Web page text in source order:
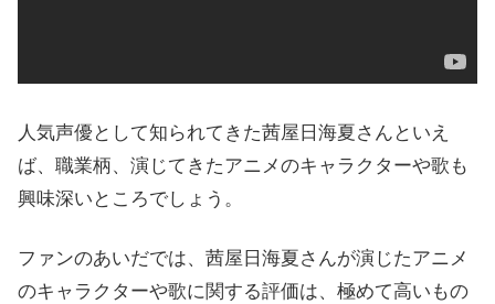
人気声優として知られてきた茜屋日海夏さんといえ
ば、職業柄、演じてきたアニメのキャラクターや歌も
興味深いところでしょう。
ファンのあいだでは、茜屋日海夏さんが演じたアニメ
のキャラクターや歌に関する評価は、極めて高いもの